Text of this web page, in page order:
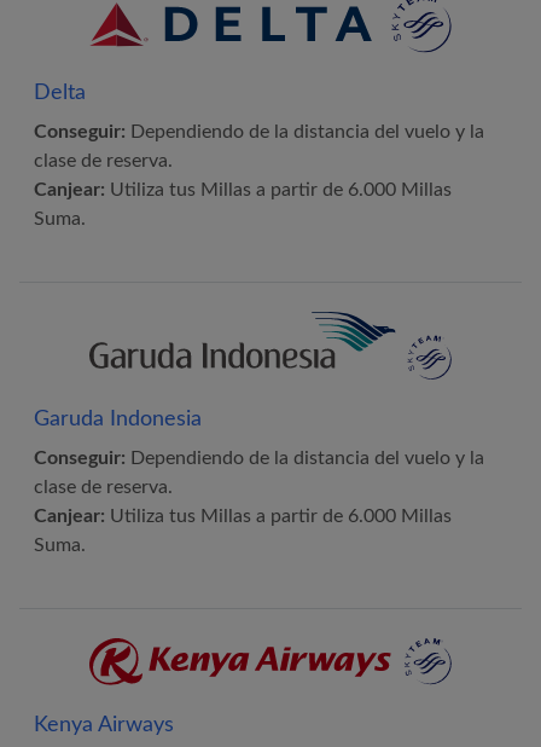
Delta
Conseguir: Dependiendo de la distancia del vuelo y la
clase de reserva.
Canjear: Utiliza tus Millas a partir de 6.000 Millas
Suma.
Garuda Indonesia
Conseguir: Dependiendo de la distancia del vuelo y la
clase de reserva.
Canjear: Utiliza tus Millas a partir de 6.000 Millas
Suma.
Kenya Airways